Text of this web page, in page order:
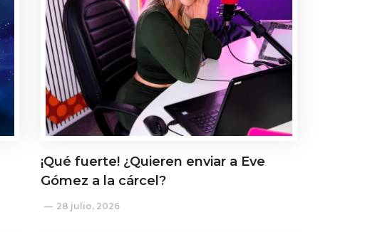
¡Qué fuerte! ¿Quieren enviar a Eve
Gómez a la cárcel?
28 julio, 2026